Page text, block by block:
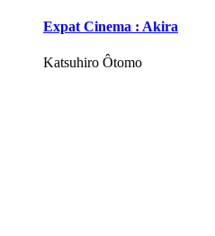
Expat Cinema : Akira
Katsuhiro Ôtomo